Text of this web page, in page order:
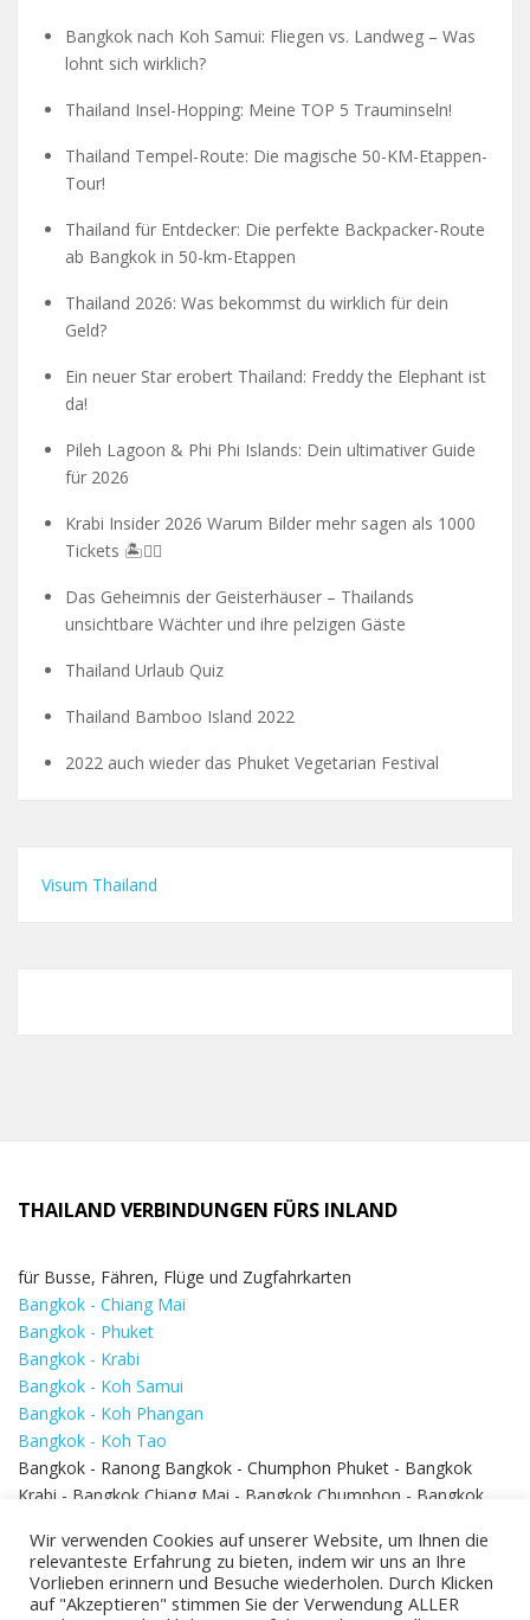
Bangkok nach Koh Samui: Fliegen vs. Landweg – Was
lohnt sich wirklich?
Thailand Insel-Hopping: Meine TOP 5 Trauminseln!
Thailand Tempel-Route: Die magische 50-KM-Etappen-
Tour!
Thailand für Entdecker: Die perfekte Backpacker-Route
ab Bangkok in 50-km-Etappen
Thailand 2026: Was bekommst du wirklich für dein
Geld?
Ein neuer Star erobert Thailand: Freddy the Elephant ist
da!
Pileh Lagoon & Phi Phi Islands: Dein ultimativer Guide
für 2026
Krabi Insider 2026 Warum Bilder mehr sagen als 1000
Tickets 🏝️🧗‍♂️
Das Geheimnis der Geisterhäuser – Thailands
unsichtbare Wächter und ihre pelzigen Gäste
Thailand Urlaub Quiz
Thailand Bamboo Island 2022
2022 auch wieder das Phuket Vegetarian Festival
Visum Thailand
THAILAND VERBINDUNGEN FÜRS INLAND
für Busse, Fähren, Flüge und Zugfahrkarten
Bangkok - Chiang Mai
Bangkok - Phuket
Bangkok - Krabi
Bangkok - Koh Samui
Bangkok - Koh Phangan
Bangkok - Koh Tao
Bangkok - Ranong Bangkok - Chumphon Phuket - Bangkok
Krabi - Bangkok Chiang Mai - Bangkok Chumphon - Bangkok
Bangkok - Hua Hin
Wir verwenden Cookies auf unserer Website, um Ihnen die
relevanteste Erfahrung zu bieten, indem wir uns an Ihre
Vorlieben erinnern und Besuche wiederholen. Durch Klicken
auf "Akzeptieren" stimmen Sie der Verwendung ALLER